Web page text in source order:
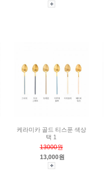
케라미카 골드 티스푼 색상
택 1
13000원
13,000원